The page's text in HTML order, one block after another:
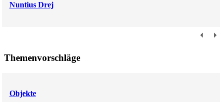
Nuntius Drej
Themenvorschläge
Objekte